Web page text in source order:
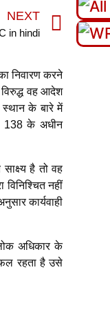
NEXT
in hindi
निवारण करने
वह आदेश
स्थान के बारे में
138 के अधीन
है तो वह
नहीं
कार्यवाही
अधिकार के
रहता है उसे